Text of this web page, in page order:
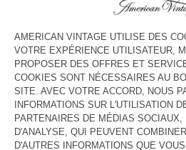
Lundi
10:00 - 18:30
Mardi
10:00 - 18:30
Mercredi
10:00 - 18:30
Jeudi
10:00 - 18:30
Vendredi
10:00 - 18:30
Samedi
10:00 - 18:30
Dimanche
Fermé